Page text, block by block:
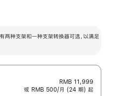
种支架和一种支架转换器可选，以满足
RMB 11,999
或 RMB 500/月 (24 期) 起